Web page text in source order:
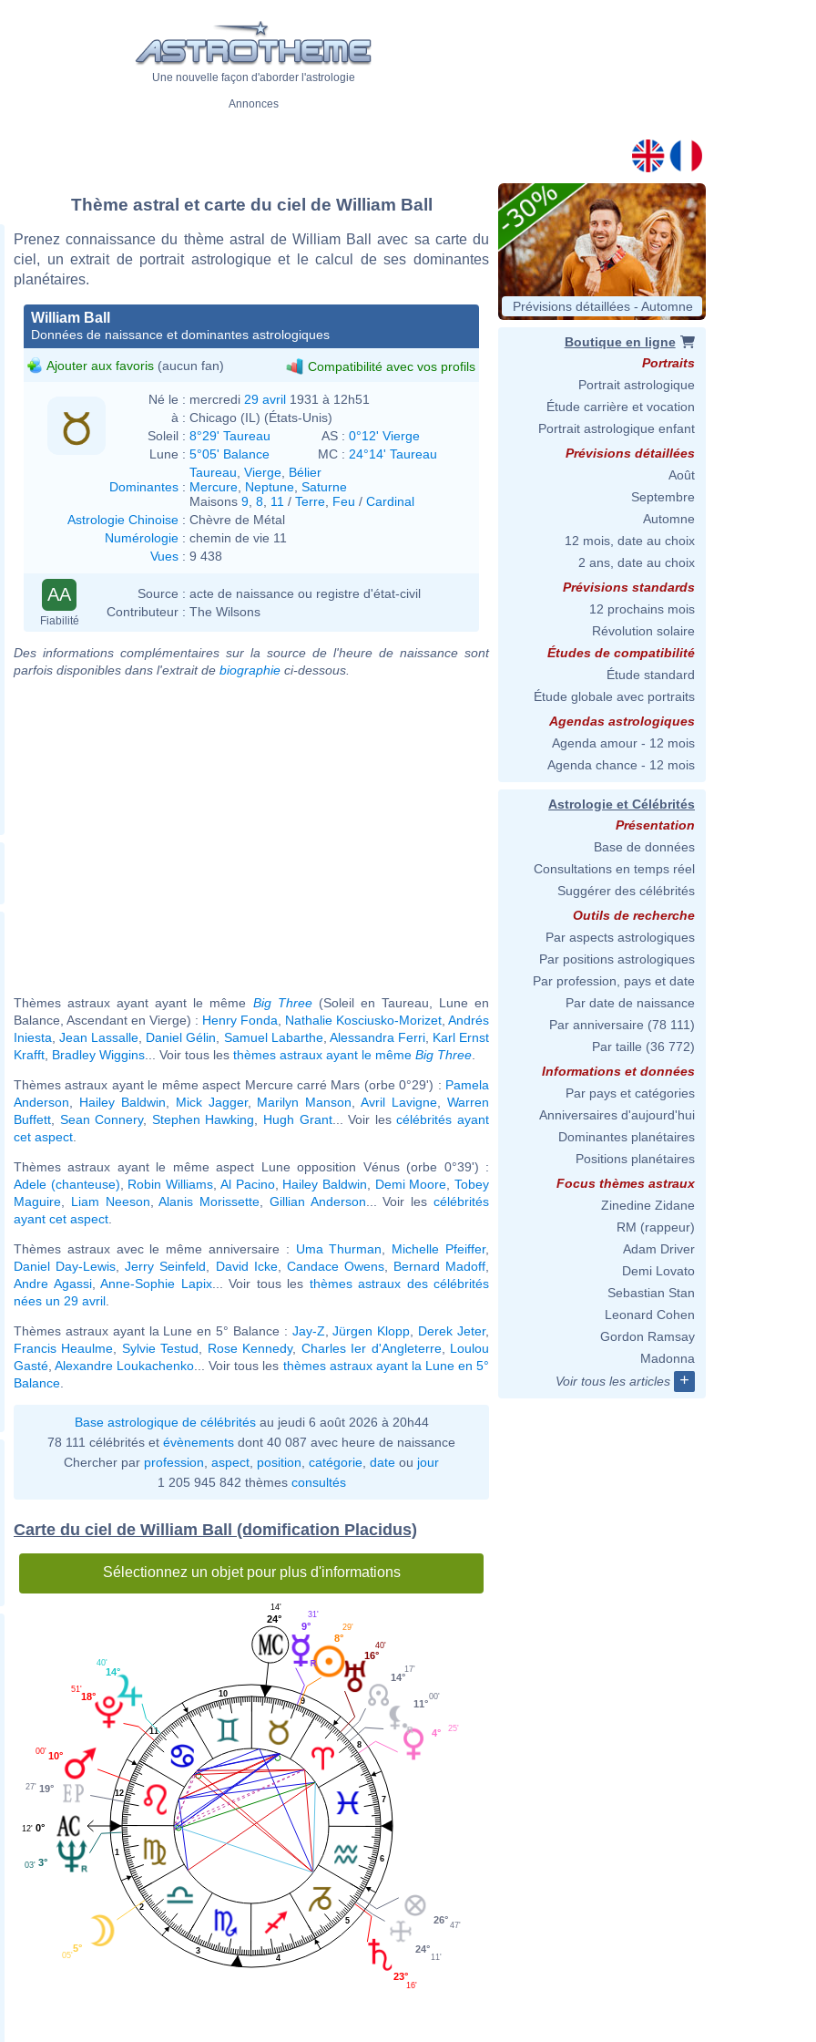
Une nouvelle façon d'aborder l'astrologie
Annonces
Thème astral et carte du ciel de William Ball
Prenez connaissance du thème astral de William Ball avec sa carte du
ciel, un extrait de portrait astrologique et le calcul de ses dominantes
planétaires.
William Ball
Données de naissance et dominantes astrologiques
Ajouter aux favoris (aucun fan) Compatibilité avec vos profils
Né le : mercredi 29 avril 1931 à 12h51
à : Chicago (IL) (États-Unis)
Soleil : 8°29' Taureau AS : 0°12' Vierge
Lune : 5°05' Balance MC : 24°14' Taureau
Dominantes :
Taureau Vierge Bélier
Mercure Neptune Saturne
Maisons 9 8 11 / Terre Feu / Cardinal
Astrologie Chinoise : Chèvre de Métal
Numérologie : chemin de vie 11
Vues : 9 438
AA
Fiabilité
Source : acte de naissance ou registre d'état-civil
Contributeur : The Wilsons
Des informations complémentaires sur la source de l'heure de naissance sont
parfois disponibles dans l'extrait de biographie ci-dessous.
Thèmes astraux ayant ayant le même Big Three(Soleil en Taureau, Lune en
Balance, Ascendant en Vierge) : Henry Fonda Nathalie Kosciusko-Morizet Andrés
Iniesta ,Jean Lassalle Daniel Gélin Samuel Labarthe, Alessandra Ferri, Karl Ernst
Krafft Bradley Wiggins ... Voir tous les thèmes astraux ayant le même Big Three
Thèmes astraux ayant le même aspect Mercure carré Mars (orbe 0°29') : Pamela
Anderson
Hailey Baldwin Mick Jagger, Marilyn Manson ,Avril Lavigne ,Warren
Buffett
Sean Connery, Stephen Hawking Hugh Grant... Voir lescélébrités ayant
cet aspect
Thèmes astraux ayant le même aspect Lune opposition Vénus (orbe 0°39') :
Adele (chanteuse)
Robin Williams Al Pacino, Hailey Baldwin Demi Moore ,Tobey
Maguire
Liam Neeson ,Alanis Morissette Gillian Anderson ... Voir lescélébrités
ayant cet aspect
Thèmes astraux avec le même anniversaire : Uma Thurman Michelle Pfeiffer,
Daniel Day-Lewis ,Jerry Seinfeld David Icke, Candace Owens, Bernard Madoff
Andre Agassi, Anne-Sophie Lapix... Voir tous les thèmes astraux des célébrités
nées un 29 avril
Thèmes astraux ayant la Lune en 5° Balance : Jay-Z ,Jürgen Klopp Derek Jeter,
Francis Heaulme
Sylvie Testud Rose Kennedy, Charles Ier d'Angleterre, Loulou
Gasté ,Alexandre Loukachenko ... Voir tous les thèmes astraux ayant la Lune en 5°
Balance
Base astrologique de célébritésau jeudi 6 août 2026 à 20h44
78 111 célébrités et évènements dont 40 087 avec heure de naissance
Chercher par profession aspect position catégorie date ou jour
1 205 945 842 thèmes consultés
Carte du ciel de William Ball (domification Placidus)
Sélectionnez un objet pour plus d'informations
1
2
3
4
5
6
7
8
9
10
11
12
4° 25'
11°
00'
14°
17'
16°
40'
8°
29'
9°
31'
24°
14'
14°
40'
18°
51'
10°
00'
19°
27'
0°
12'
3°
03'
5°
05'
23°
16'
24°
11'
26°
47'
Prévisions détaillées - Automne
Boutique en ligne
Portraits
Portrait astrologique
Étude carrière et vocation
Portrait astrologique enfant
Prévisions détaillées
Août
Septembre
Automne
12 mois, date au choix
2 ans, date au choix
Prévisions standards
12 prochains mois
Révolution solaire
Études de compatibilité
Étude standard
Étude globale avec portraits
Agendas astrologiques
Agenda amour - 12 mois
Agenda chance - 12 mois
Astrologie et Célébrités
Présentation
Base de données
Consultations en temps réel
Suggérer des célébrités
Outils de recherche
Par aspects astrologiques
Par positions astrologiques
Par profession, pays et date
Par date de naissance
Par anniversaire (78 111)
Par taille (36 772)
Informations et données
Par pays et catégories
Anniversaires d'aujourd'hui
Dominantes planétaires
Positions planétaires
Focus thèmes astraux
Zinedine Zidane
RM (rappeur)
Adam Driver
Demi Lovato
Sebastian Stan
Leonard Cohen
Gordon Ramsay
Madonna
Voir tous les articles
+